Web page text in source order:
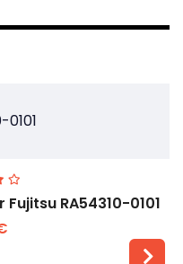
RA54310-0101